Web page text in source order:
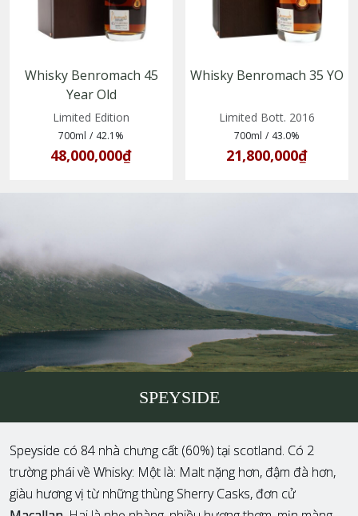
Whisky Benromach 45
Year Old
(5020613078536)
Limited Edition
700ml / 42.1%
48,000,000₫
Whisky Benromach 35 YO
Limited Bott. 2016
700ml / 43.0%
21,800,000₫
SPEYSIDE
Speyside có 84 nhà chưng cất (60%) tại scotland. Có 2
trường phái về Whisky: Một là: Malt nặng hơn, đậm đà hơn,
giàu hương vị từ những thùng Sherry Casks, đơn cử